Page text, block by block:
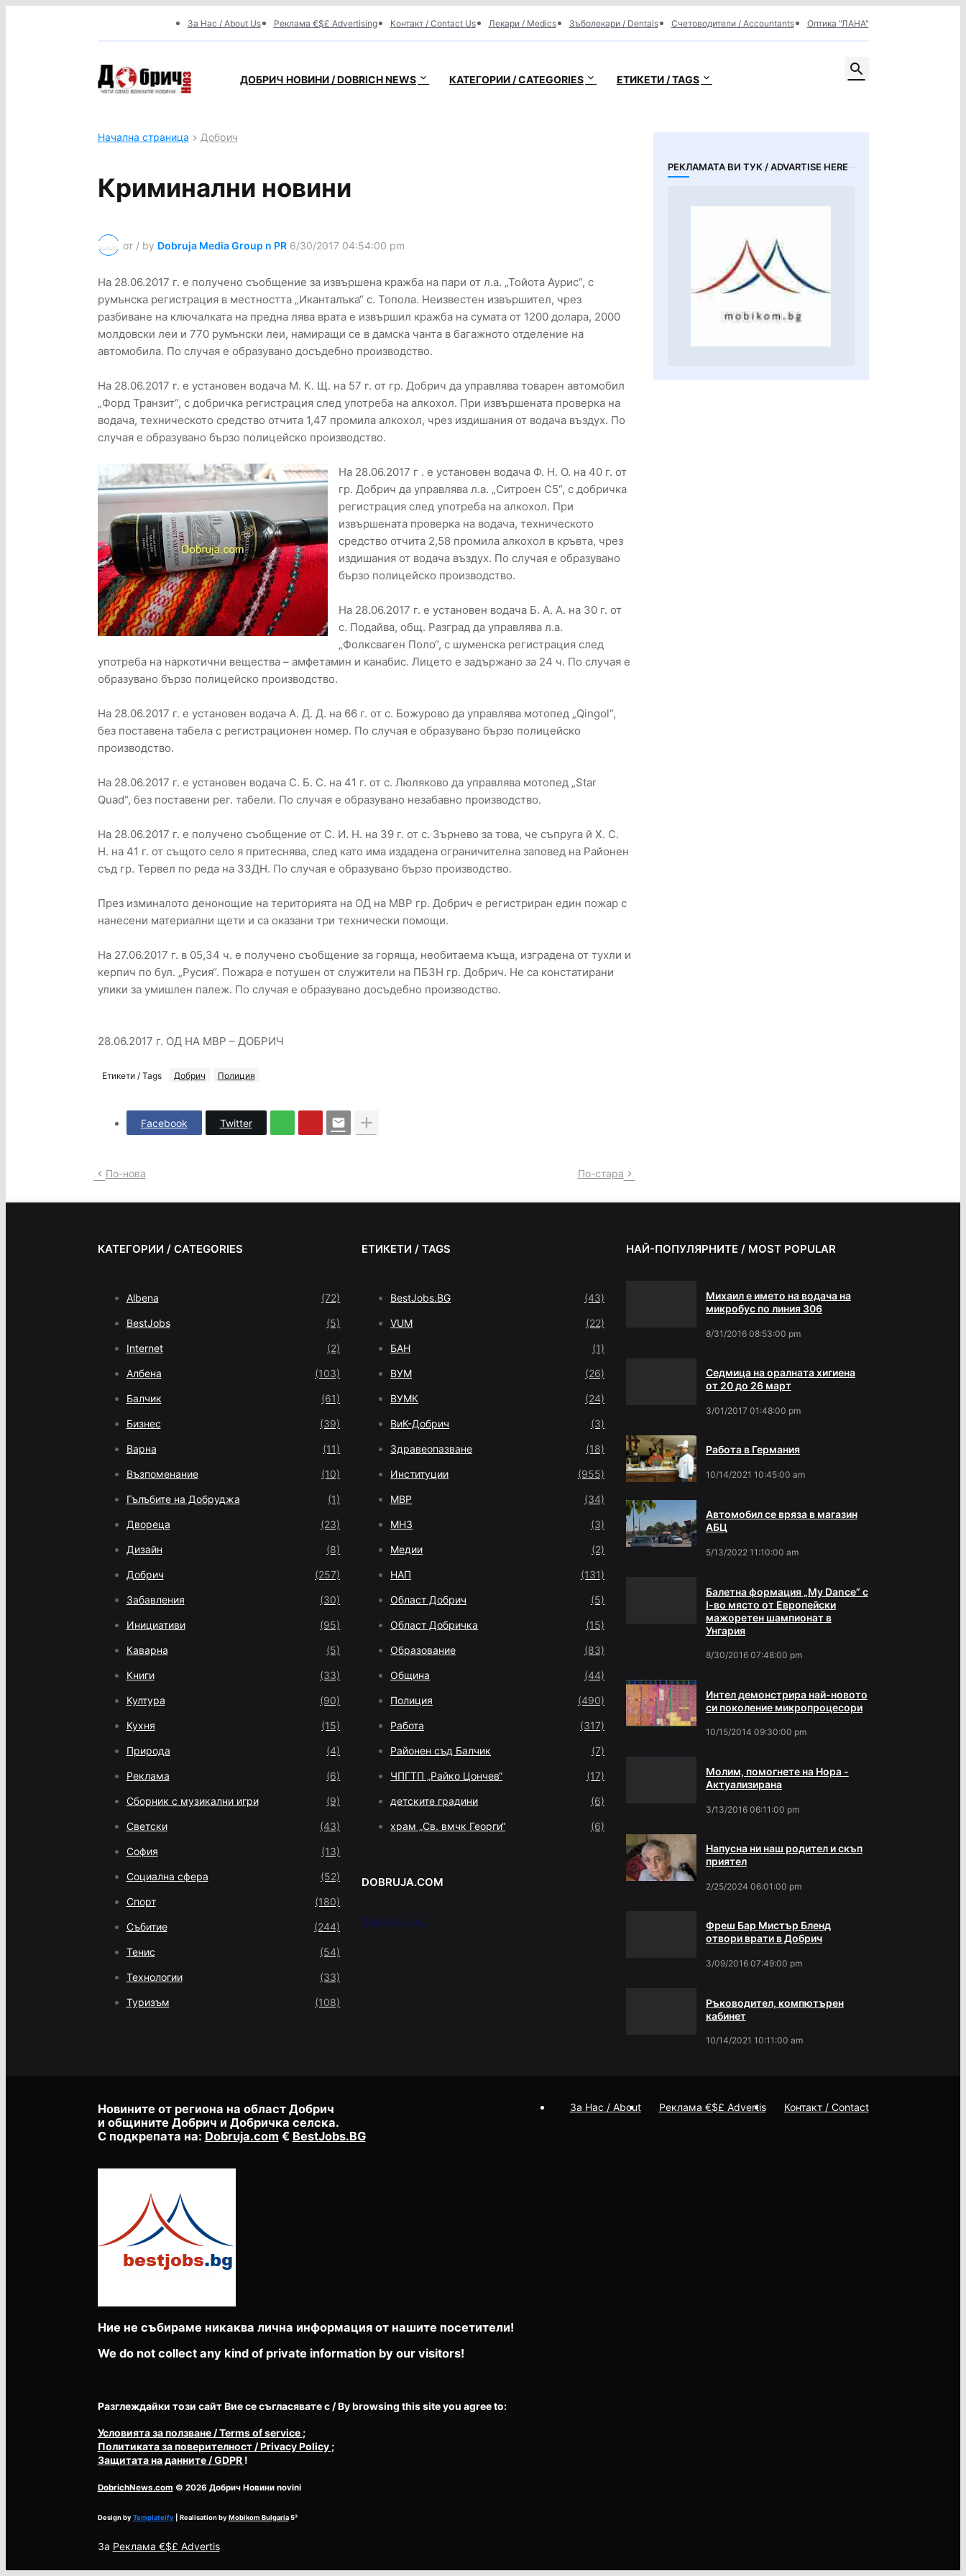
За Нас / About Us Реклама €$£ Advertising Контакт / Contact Us Лекари / Medics Зъболекари / Dentals Счетоводители / Accountants Оптика "ЛАНА"
ДОБРИЧ НОВИНИ / DOBRICH NEWS КАТЕГОРИИ / CATEGORIES ЕТИКЕТИ / TAGS
Начална страница Добрич
Криминални новини
от / by Dobruja Media Group n PR 6/30/2017 04:54:00 pm
На 28.06.2017 г. е получено съобщение за извършена кражба на пари от л.а. „Тойота Аурис“, с
румънска регистрация в местността „Иканталъка“ с. Топола. Неизвестен извършител, чрез
разбиване на ключалката на предна лява врата е извършил кражба на сумата от 1200 долара, 2000
молдовски леи и 770 румънски леи, намиращи се в дамска чанта в багажното отделение на
автомобила. По случая е образувано досъдебно производство.
На 28.06.2017 г. е установен водача М. К. Щ. на 57 г. от гр. Добрич да управлява товарен автомобил
„Форд Транзит“, с добричка регистрация след употреба на алкохол. При извършената проверка на
водача, техническото средство отчита 1,47 промила алкохол, чрез издишания от водача въздух. По
случая е образувано бързо полицейско производство.
На 28.06.2017 г . е установен водача Ф. Н. О. на 40 г. от
гр. Добрич да управлява л.а. „Ситроен С5“, с добричка
регистрация след употреба на алкохол. При
извършената проверка на водача, техническото
средство отчита 2,58 промила алкохол в кръвта, чрез
издишания от водача въздух. По случая е образувано
бързо полицейско производство.
На 28.06.2017 г. е установен водача Б. А. А. на 30 г. от
с. Подайва, общ. Разград да управлява л.а.
„Фолксваген Поло“, с шуменска регистрация след
употреба на наркотични вещества – амфетамин и канабис. Лицето е задържано за 24 ч. По случая е
образувано бързо полицейско производство.
На 28.06.2017 г. е установен водача А. Д. Д. на 66 г. от с. Божурово да управлява мотопед „Qingol“,
без поставена табела с регистрационен номер. По случая е образувано бързо полицейско
производство.
На 28.06.2017 г. е установен водача С. Б. С. на 41 г. от с. Люляково да управлява мотопед „Star
Quad“, без поставени рег. табели. По случая е образувано незабавно производство.
На 28.06.2017 г. е получено съобщение от С. И. Н. на 39 г. от с. Зърнево за това, че съпруга й Х. С.
Н. на 41 г. от същото село я притеснява, след като има издадена ограничителна заповед на Районен
съд гр. Тервел по реда на ЗЗДН. По случая е образувано бързо производство.
През изминалото денонощие на територията на ОД на МВР гр. Добрич е регистриран един пожар с
нанесени материални щети и са оказани три технически помощи.
На 27.06.2017 г. в 05,34 ч. е получено съобщение за горяща, необитаема къща, изградена от тухли и
керпич по бул. „Русия“. Пожара е потушен от служители на ПБЗН гр. Добрич. Не са констатирани
улики за умишлен палеж. По случая е образувано досъдебно производство.
28.06.2017 г. ОД НА МВР – ДОБРИЧ
Етикети / Tags Добрич Полиция
Facebook Twitter
По-нова По-стара
РЕКЛАМАТА ВИ ТУК / ADVARTISE HERE
КАТЕГОРИИ / CATEGORIES
Albena (72)
BestJobs (5)
Internet (2)
Албена (103)
Балчик (61)
Бизнес (39)
Варна (11)
Възпоменание (10)
Гълъбите на Добруджа (1)
Двореца (23)
Дизайн (8)
Добрич (257)
Забавления (30)
Инициативи (95)
Каварна (5)
Книги (33)
Култура (90)
Кухня (15)
Природа (4)
Реклама (6)
Сборник с музикални игри (9)
Светски (43)
София (13)
Социална сфера (52)
Спорт (180)
Събитие (244)
Тенис (54)
Технологии (33)
Туризъм (108)
ЕТИКЕТИ / TAGS
BestJobs.BG (43)
VUM (22)
БАН (1)
ВУМ (26)
ВУМК (24)
ВиК-Добрич (3)
Здравеопазване (18)
Институции (955)
МВР (34)
МНЗ (3)
Медии (2)
НАП (131)
Област Добрич (5)
Област Добричка (15)
Образование (83)
Община (44)
Полиция (490)
Работа (317)
Районен съд Балчик (7)
ЧПГТП „Райко Цончев“ (17)
детските градини (6)
храм „Св. вмчк Георги“ (6)
DOBRUJA.COM
Зарежда се...
НАЙ-ПОПУЛЯРНИТЕ / MOST POPULAR
Михаил е името на водача на
микробус по линия 306
8/31/2016 08:53:00 pm
Седмица на оралната хигиена
от 20 до 26 март
3/01/2017 01:48:00 pm
Работа в Германия
10/14/2021 10:45:00 am
Автомобил се вряза в магазин
АБЦ
5/13/2022 11:10:00 am
Балетна формация „My Dance” с
І-во място от Европейски
мажоретен шампионат в
Унгария
8/30/2016 07:48:00 pm
Интел демонстрира най-новото
си поколение микропроцесори
10/15/2014 09:30:00 pm
Молим, помогнете на Нора -
Актуализирана
3/13/2016 06:11:00 pm
Напусна ни наш родител и скъп
приятел
2/25/2024 06:01:00 pm
Фреш Бар Мистър Бленд
отвори врати в Добрич
3/09/2016 07:49:00 pm
Ръководител, компютърен
кабинет
10/14/2021 10:11:00 am
Новините от региона на област Добрич
и общините Добрич и Добричка селска.
С подкрепата на: Dobruja.com € BestJobs.BG
Ние не събираме никаква лична информация от нашите посетители!
We do not collect any kind of private information by our visitors!
Разглеждайки този сайт Вие се съгласявате с / By browsing this site you agree to:
Условията за ползване/ Terms of service ;
Политиката за поверителност/ Privacy Policy ;
Защитата на данните/ GDPR !
DobrichNews.com © 2026 Добрич Новини novini
Design byTemplateify| Realisation byMobikom Bulgaria5³
За Реклама €$£ Advertis
За Нас / About Реклама €$£ Advertis Контакт / Contact